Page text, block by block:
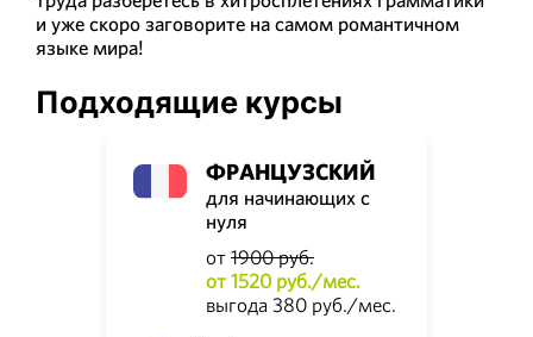
и уже скоро заговорите на самом романтичном
языке мира!
Подходящие курсы
ФРАНЦУЗСКИЙ
для начинающих с
нуля
от1900 руб.
от 1520 руб./мес.
выгода 380 руб./мес.